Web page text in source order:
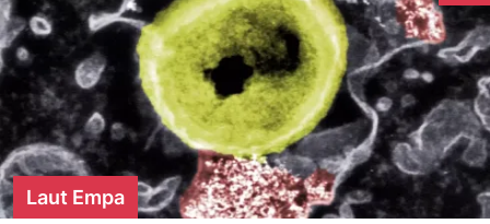
Laut Empa